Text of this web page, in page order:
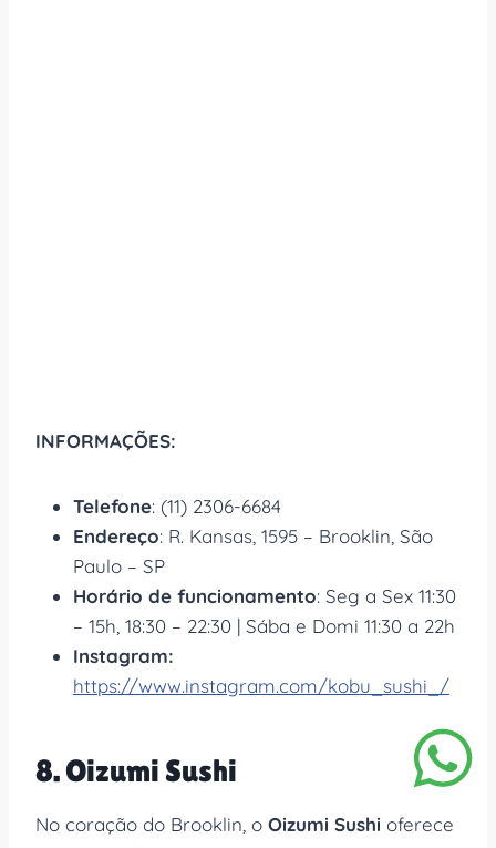
INFORMAÇÕES:
Telefone: (11) 2306-6684
Endereço: R. Kansas, 1595 – Brooklin, São
Paulo – SP
Horário de funcionamento: Seg a Sex 11:30
– 15h, 18:30 – 22:30 | Sába e Domi 11:30 a 22h
Instagram:
https://www.instagram.com/kobu_sushi_/
8. Oizumi Sushi
No coração do Brooklin, o Oizumi Sushi oferece